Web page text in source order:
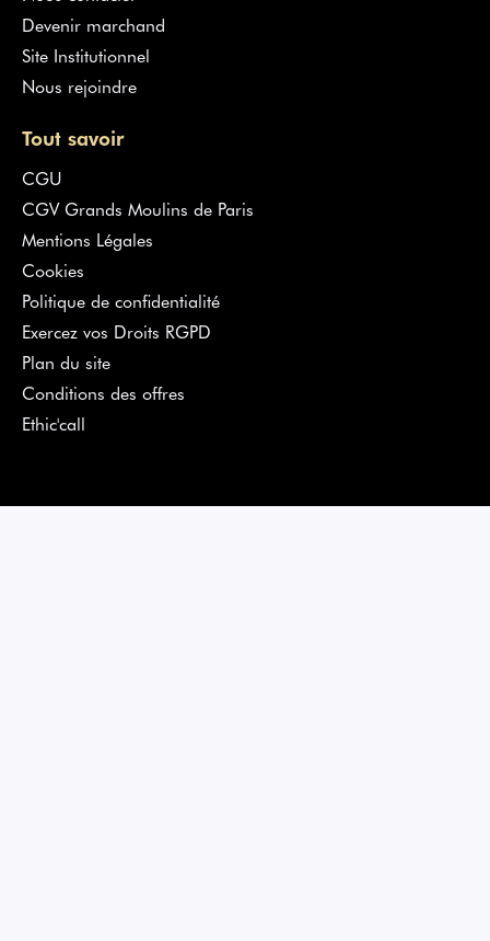
Devenir marchand
Site Institutionnel
Nous rejoindre
Tout savoir
CGU
CGV Grands Moulins de Paris
Mentions Légales
Cookies
Politique de confidentialité
Exercez vos Droits RGPD
Plan du site
Conditions des offres
Ethic'call